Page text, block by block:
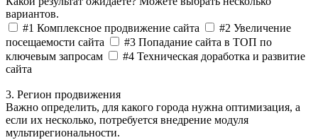
вариантов.
#1 Комплексное продвижение сайта #2 Увеличение
посещаемости сайта
#3 Попадание сайта в ТОП по
ключевым запросам
#4 Техническая доработка и развитие
сайта
3. Регион продвижения
Важно определить, для какого города нужна оптимизация, а
если их несколько, потребуется внедрение модуля
мультирегиональности.